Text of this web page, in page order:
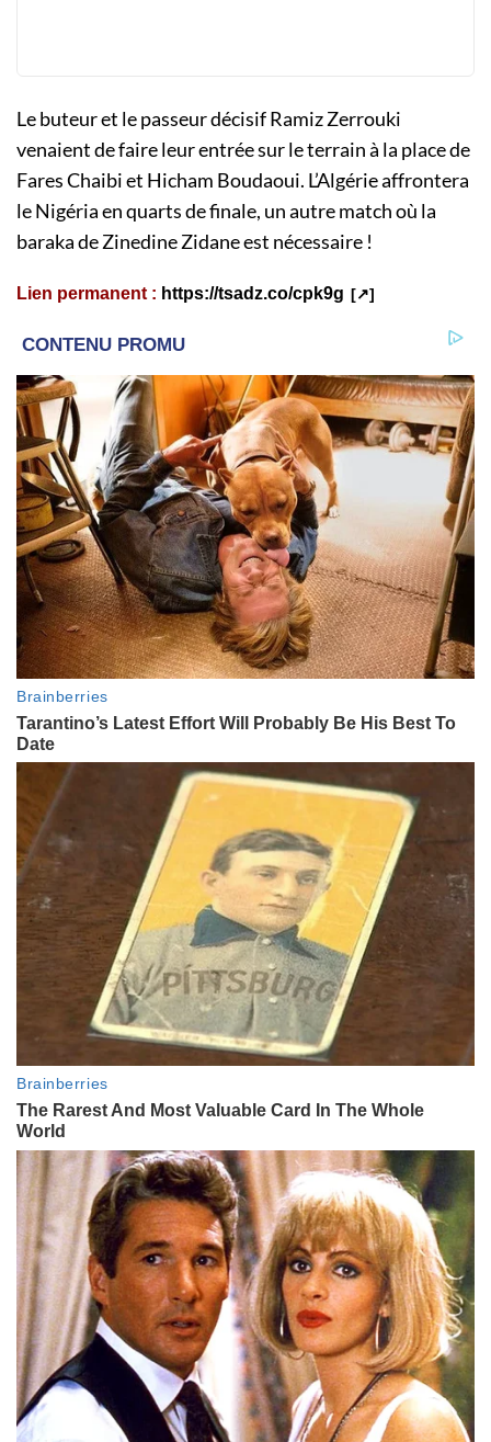
Le buteur et le passeur décisif Ramiz Zerrouki
venaient de faire leur entrée sur le terrain à la place de
Fares Chaibi et Hicham Boudaoui. L’Algérie affrontera
le Nigéria en quarts de finale, un autre match où la
baraka de Zinedine Zidane est nécessaire !
Lien permanent : https://tsadz.co/cpk9g